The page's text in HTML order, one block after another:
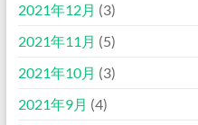
2021年12月 (3)
2021年11月 (5)
2021年10月 (3)
2021年9月 (4)